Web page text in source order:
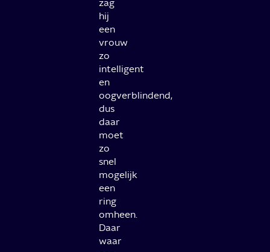
zag
hij
een
vrouw
zo
intelligent
en
oogverblindend,
dus
daar
moet
zo
snel
mogelijk
een
ring
omheen.
Daar
waar